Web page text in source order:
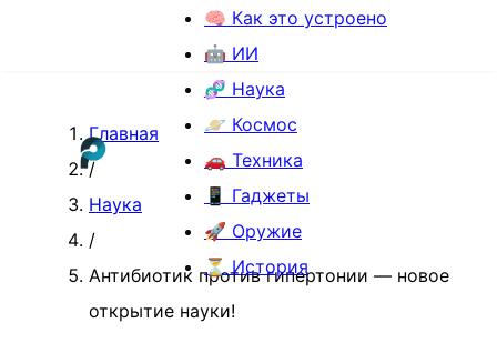
🧠 Как это устроено
🤖 ИИ
🧬 Наука
🪐 Космос
🚗 Техника
📱 Гаджеты
🚀 Оружие
⏳ История
Главная
/
Наука
/
Антибиотик против гипертонии — новое
открытие науки!